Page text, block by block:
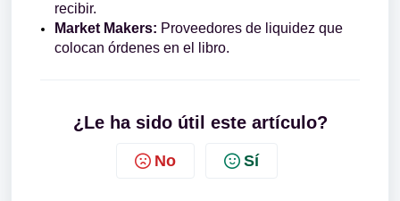
recibir.
Market Makers: Proveedores de liquidez que
colocan órdenes en el libro.
¿Le ha sido útil este artículo?
No Sí